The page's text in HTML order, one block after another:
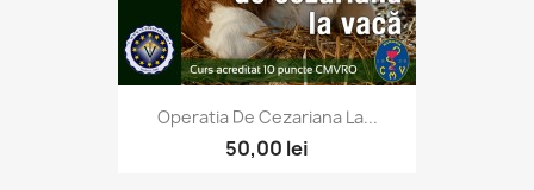
Operatia De Cezariana La...
50,00 lei